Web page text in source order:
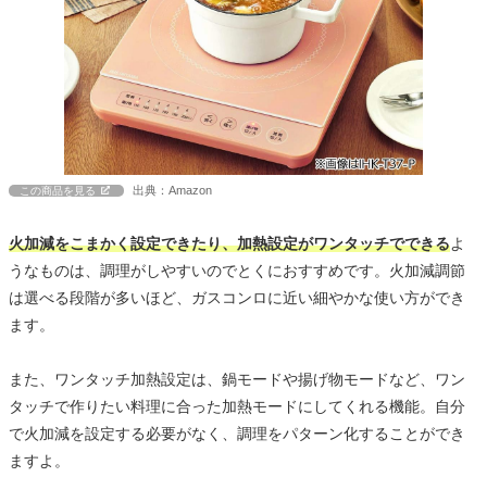
この商品を見る 出典：Amazon
火加減をこまかく設定できたり、加熱設定がワンタッチでできるよ
うなものは、調理がしやすいのでとくにおすすめです。火加減調節
は選べる段階が多いほど、ガスコンロに近い細やかな使い方ができ
ます。
また、ワンタッチ加熱設定は、鍋モードや揚げ物モードなど、ワン
タッチで作りたい料理に合った加熱モードにしてくれる機能。自分
で火加減を設定する必要がなく、調理をパターン化することができ
ますよ。